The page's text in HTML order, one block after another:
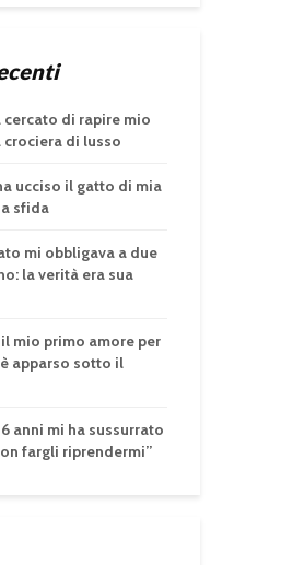
cercato di rapire mio
di lusso
ucciso il gatto di mia
sfida
mi obbligava a due
la verità era sua
mio primo amore per
apparso sotto il
anni mi ha sussurrato
fargli riprendermi”